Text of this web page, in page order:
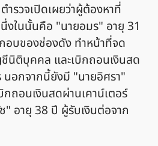
ำรวจเปิดเผยว่าผู้ต้องหาที่
งในนั้นคือ "นายอมร" อายุ 31
อบของช่องดัง ทำหน้าที่จด
นิติบุคคล และเบิกถอนเงินสด
นอกจากนี้ยังมี "นายอิศรา"
ถอนเงินสดผ่านเคาน์เตอร์
" อายุ 38 ปี ผู้รับเงินต่อจาก